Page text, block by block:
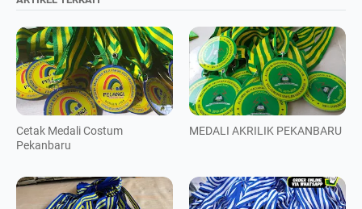
Cetak Medali Costum
Pekanbaru
MEDALI AKRILIK PEKANBARU